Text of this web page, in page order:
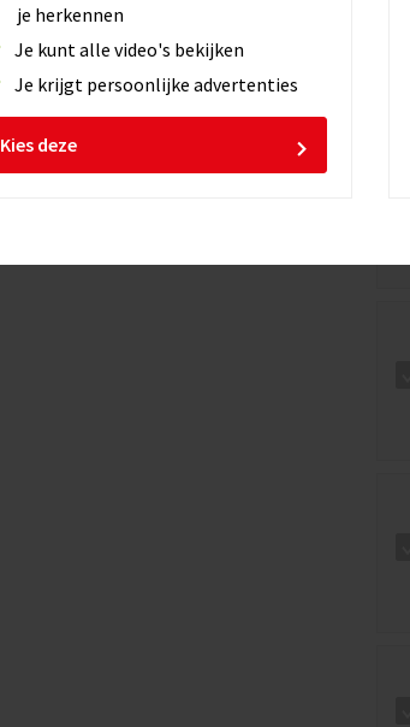
je herkennen
Je kunt alle video's bekijken
Je krijgt persoonlijke advertenties
Kies deze